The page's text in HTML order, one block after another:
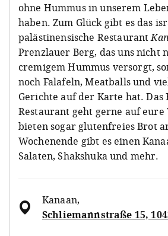
ohne Hummus in unserem
haben. Zum Glück gibt es das
palästinensische Restaurant
Prenzlauer Berg, das uns nicht
cremigem Hummus versorgt,
noch Falafeln, Meatballs und
Gerichte auf der Karte hat. Das
Restaurant geht gerne auf eure
bieten sogar glutenfreies Brot
Wochenende gibt es einen
Salaten, Shakshuka und mehr.
Kanaan,
Schliemannstraße 15,